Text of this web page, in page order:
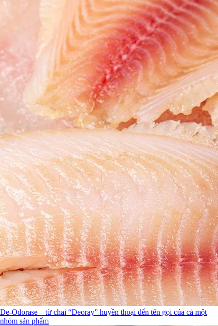
De-Odorase – từ chai “Deoray” huyền thoại đến tên gọi của cả một
nhóm sản phẩm